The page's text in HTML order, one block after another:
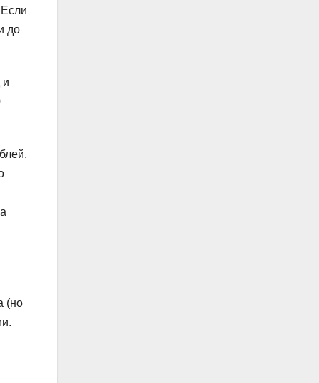
до
и
(но